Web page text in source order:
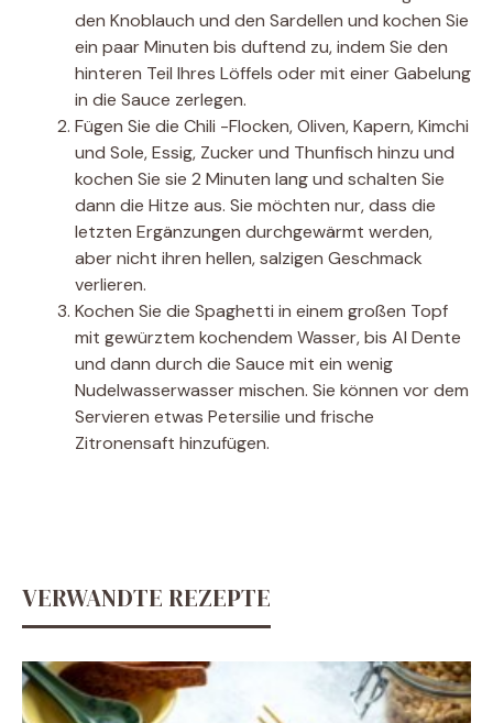
den Knoblauch und den Sardellen und kochen Sie
ein paar Minuten bis duftend zu, indem Sie den
hinteren Teil Ihres Löffels oder mit einer Gabelung
in die Sauce zerlegen.
Fügen Sie die Chili -Flocken, Oliven, Kapern, Kimchi
und Sole, Essig, Zucker und Thunfisch hinzu und
kochen Sie sie 2 Minuten lang und schalten Sie
dann die Hitze aus. Sie möchten nur, dass die
letzten Ergänzungen durchgewärmt werden,
aber nicht ihren hellen, salzigen Geschmack
verlieren.
Kochen Sie die Spaghetti in einem großen Topf
mit gewürztem kochendem Wasser, bis Al Dente
und dann durch die Sauce mit ein wenig
Nudelwasserwasser mischen. Sie können vor dem
Servieren etwas Petersilie und frische
Zitronensaft hinzufügen.
VERWANDTE REZEPTE